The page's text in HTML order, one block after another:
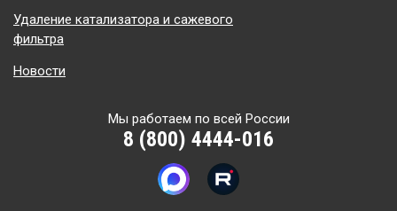
Удаление катализатора и сажевого
фильтра
Новости
Мы работаем по всей России
8 (800) 4444-016